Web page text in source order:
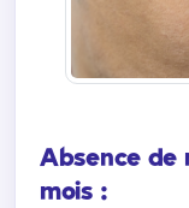
Absence de
mois :